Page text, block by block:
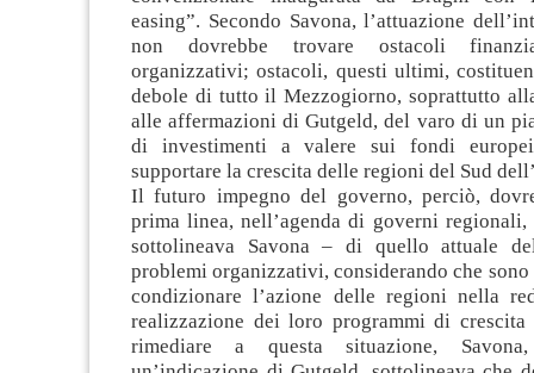
easing”. Secondo Savona, l’attuazione
non dovrebbe trovare ostacoli
organizzativi; ostacoli, questi ultimi,
debole di tutto il Mezzogiorno, soprattutto
alle affermazioni di Gutgeld, del varo di un
di investimenti a valere sui fondi
supportare la crescita delle regioni del Sud
Il futuro impegno del governo, perciò,
prima linea, nell’agenda di governi
sottolineava Savona – di quello attuale
problemi organizzativi, considerando che
condizionare l’azione delle regioni nella
realizzazione dei loro programmi di crescita
rimediare a questa situazione, Savona,